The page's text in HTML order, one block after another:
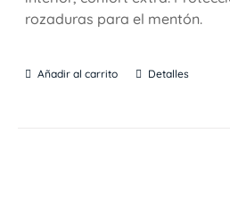
rozaduras para el mentón.
Añadir al carrito Detalles